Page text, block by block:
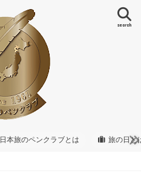
search
日本旅のペンクラブとは 旅の日と